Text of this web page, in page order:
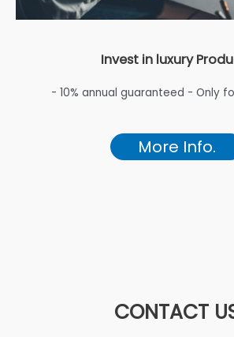
Invest in luxury
- 10% annual guaranteed - Only
More Info.
CONTACT